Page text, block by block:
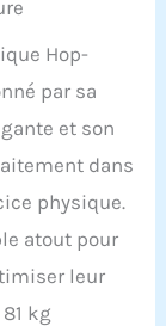
- Pour
a un
un
pour la
un
Hop-
par sa
et son
dans
physique.
atout pour
leur
kg